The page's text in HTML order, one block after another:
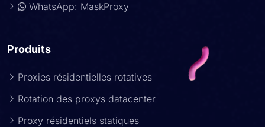
WhatsApp: MaskProxy
Produits
Proxies résidentielles rotatives
Rotation des proxys datacenter
Proxy résidentiels statiques